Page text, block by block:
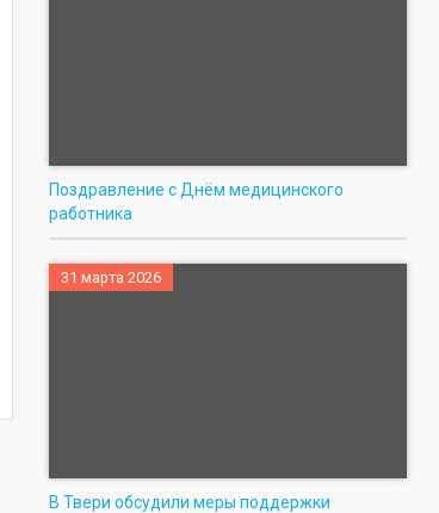
Поздравление с Днём медицинского
работника
31 марта 2026
В Твери обсудили меры поддержки